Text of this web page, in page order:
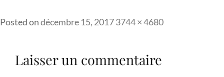
Posted ondécembre 15, 2017Full
3744 × 4680
Laisser un commentaire